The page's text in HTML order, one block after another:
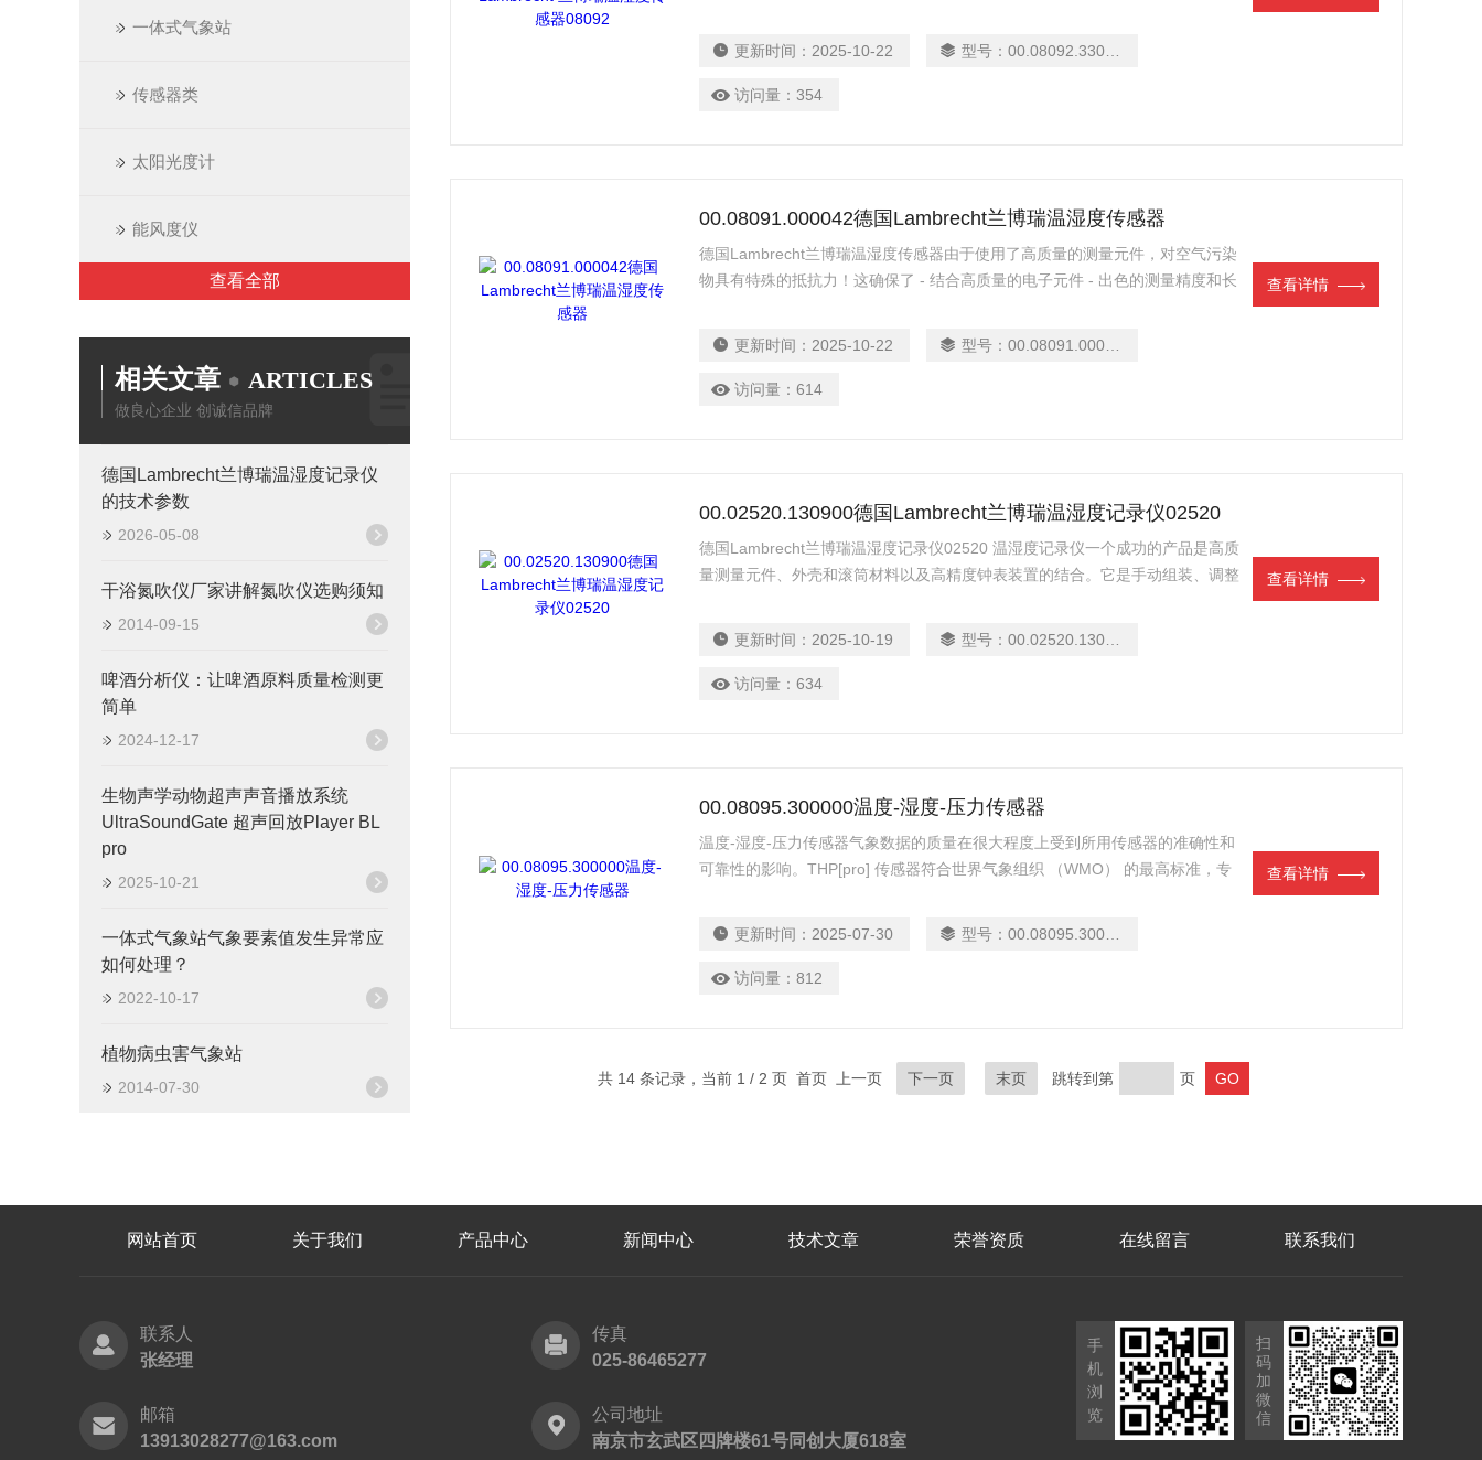
一体式气象站
传感器类
太阳光度计
能风度仪
查看全部
相关文章 ARTICLES
做良心企业 创诚信品牌
德国Lambrecht兰博瑞温湿度记录仪
的技术参数
2026-05-08
干浴氮吹仪厂家讲解氮吹仪选购须知
2014-09-15
啤酒分析仪：让啤酒原料质量检测更
简单
2024-12-17
生物声学动物超声声音播放系统
UltraSoundGate 超声回放Player BL
pro
2025-10-21
一体式气象站气象要素值发生异常应
如何处理？
2022-10-17
植物病虫害气象站
2014-07-30
更新时间： 2025-10-22 型号：00.08092.330402
访问量：354
00.08091.000042德国Lambrecht兰博瑞温湿度传感器
德国Lambrecht兰博瑞温湿度传感器由于使用了高质量的测量元件，对空气污染
物具有特殊的抵抗力！这确保了 - 结合高质量的电子元件 - 出色的测量精度和长
更新时间： 2025-10-22 型号：00.08091.000042
访问量：614
查看详情
00.02520.130900德国Lambrecht兰博瑞温湿度记录仪02520
德国Lambrecht兰博瑞温湿度记录仪02520 温湿度记录仪一个成功的产品是高质
量测量元件、外壳和滚筒材料以及高精度钟表装置的结合。它是手动组装、调整
更新时间： 2025-10-19 型号：00.02520.130900
访问量：634
查看详情
00.08095.300000温度-湿度-压力传感器
温度-湿度-压力传感器气象数据的质量在很大程度上受到所用传感器的准确性和
可靠性的影响。THP[pro] 传感器符合世界气象组织 （WMO） 的最高标准，专
更新时间： 2025-07-30 型号：00.08095.300000
访问量：812
查看详情
共 14 条记录，当前 1 / 2 页 首页 上一页 下一页 末页 跳转到第 页
网站首页 关于我们 产品中心 新闻中心 技术文章 荣誉资质 在线留言 联系我们
联系人
张经理
传真
025-86465277
邮箱
13913028277@163.com
公司地址
南京市玄武区四牌楼61号同创大厦618室
手
机
浏
览
扫
码
加
微
信